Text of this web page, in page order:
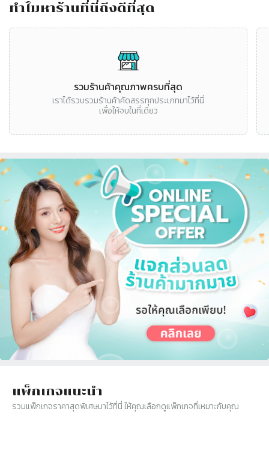
ทำไมหาร้านที่นี่ถึงดีที่สุด
Slide 1 of 3
รวมร้านค้าคุณภาพครบที่สุด
เราได้รวบรวมร้านค้าคัดสรรทุกประเภทมาไว้ที่นี่
เพื่อให้จบในที่เดียว
แพ็กเกจแนะนำ
รวมแพ็กเกจราคาสุดพิเศษมาไว้ที่นี่ ให้คุณเลือกดูแพ็กเกจที่เหมาะกับคุณ